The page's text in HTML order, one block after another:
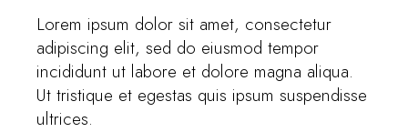
Lorem ipsum dolor sit amet, consectetur
adipiscing elit, sed do eiusmod tempor
incididunt ut labore et dolore magna aliqua.
Ut tristique et egestas quis ipsum suspendisse
ultrices.